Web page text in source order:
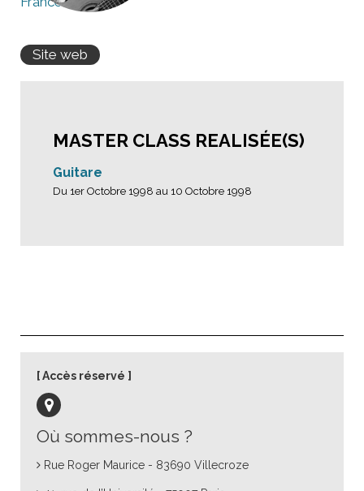
Site web
MASTER CLASS REALISÉE(S)
Guitare
Du 1er Octobre 1998 au 10 Octobre 1998
Où sommes-nous ?
Rue Roger Maurice - 83690 Villecroze
Accès réservé